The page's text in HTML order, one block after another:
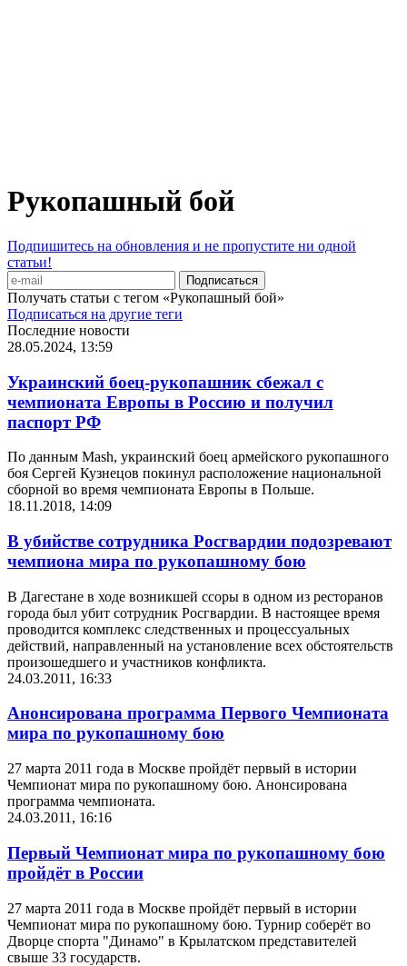
Рукопашный бой
Подпишитесь на обновления и не пропустите ни одной
статьи!
Получать статьи с тегом «Рукопашный бой»
Подписаться на другие теги
Последние новости
28.05.2024, 13:59
Украинский боец-рукопашник сбежал с
чемпионата Европы в Россию и получил
паспорт РФ
По данным Mash, украинский боец армейского рукопашного
боя Сергей Кузнецов покинул расположение национальной
сборной во время чемпионата Европы в Польше.
18.11.2018, 14:09
В убийстве сотрудника Росгвардии подозревают
чемпиона мира по рукопашному бою
В Дагестане в ходе возникшей ссоры в одном из ресторанов
города был убит сотрудник Росгвардии. В настоящее время
проводится комплекс следственных и процессуальных
действий, направленный на установление всех обстоятельств
произошедшего и участников конфликта.
24.03.2011, 16:33
Анонсирована программа Первого Чемпионата
мира по рукопашному бою
27 марта 2011 года в Москве пройдёт первый в истории
Чемпионат мира по рукопашному бою. Анонсирована
программа чемпионата.
24.03.2011, 16:16
Первый Чемпионат мира по рукопашному бою
пройдёт в России
27 марта 2011 года в Москве пройдёт первый в истории
Чемпионат мира по рукопашному бою. Турнир соберёт во
Дворце спорта "Динамо" в Крылатском представителей
свыше 33 государств.